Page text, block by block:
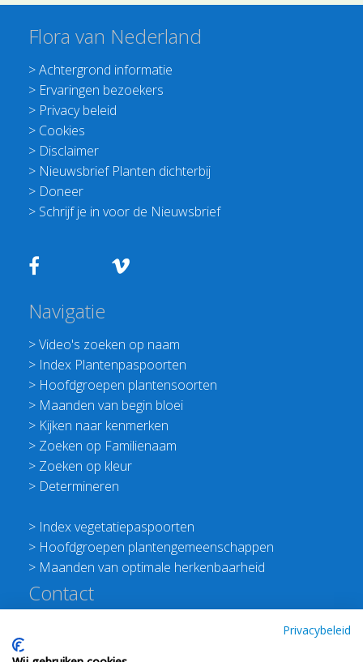
Flora van Nederland
>Achtergrond informatie
> Ervaringen bezoekers
> Privacy beleid
> Cookies
> Disclaimer
> Nieuwsbrief Planten dichterbij
> Doneer
> Schrijf je in voor de Nieuwsbrief
Navigatie
>Video's zoeken op naam
> Index Plantenpaspoorten
> Hoofdgroepen plantensoorten
> Maanden van begin bloei
> Kijken naar kenmerken
> Zoeken op Familienaam
> Zoeken op kleur
> Determineren
> Index vegetatiepaspoorten
> Hoofdgroepen plantengemeenschappen
> Maanden van optimale herkenbaarheid
Contact
Privacybeleid